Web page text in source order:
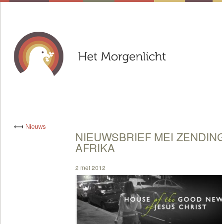
⟻ Nieuws
NIEUWSBRIEF MEI
AFRIKA
2 mei 2012